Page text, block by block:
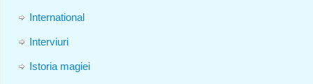
International
Interviuri
Istoria magiei